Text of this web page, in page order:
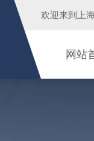
欢迎来到 上
网站